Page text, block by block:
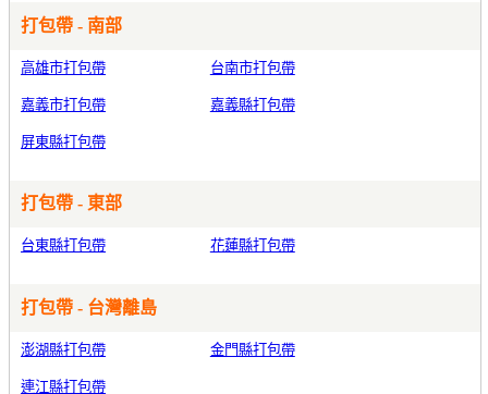
打包帶 - 南部
高雄市打包帶 台南市打包帶
嘉義市打包帶 嘉義縣打包帶
屏東縣打包帶
打包帶 - 東部
台東縣打包帶 花蓮縣打包帶
打包帶 - 台灣離島
澎湖縣打包帶 金門縣打包帶
連江縣打包帶